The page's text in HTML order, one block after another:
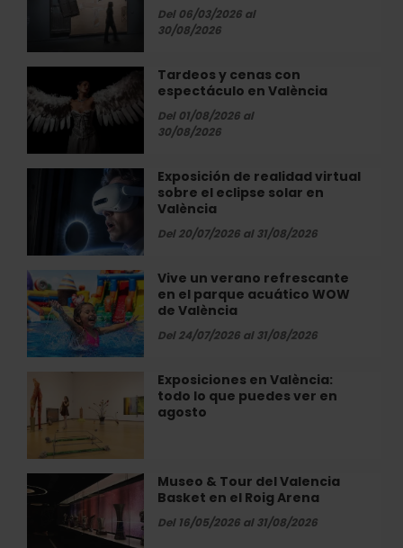
Del 06/03/2026 al
30/08/2026
en
la
Fundación
Bancaja
Tardeos y cenas con
espectáculo en València
Del 01/08/2026 al
30/08/2026
y
cenas
con
espectáculo
en
Exposición de realidad virtual
sobre el eclipse solar en
València
Del 20/07/2026 al 31/08/2026
realidad
virtual
sobre
el
eclipse
solar
en
València
Vive un verano refrescante
en el parque acuático WOW
de València
Del 24/07/2026 al 31/08/2026
Vive
un
verano
refrescante
en
el
parque
acuático
WOW
Exposiciones en València:
todo lo que puedes ver en
agosto
Exposiciones
en
València:
todo
lo
que
puedes
Museo & Tour del Valencia
Basket en el Roig Arena
Del 16/05/2026 al 31/08/2026
Museo
&